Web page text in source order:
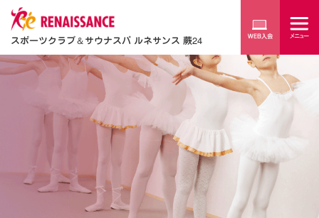
スポーツクラブ＆サウナスパ ルネサンス 蕨24